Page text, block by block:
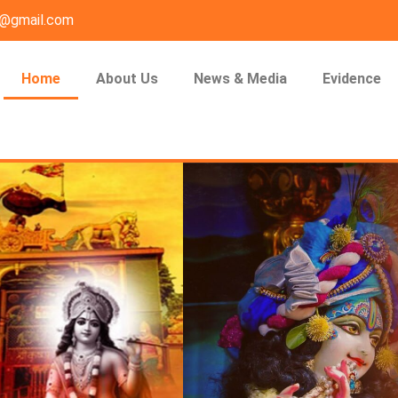
Home About Us News & Media Evidence